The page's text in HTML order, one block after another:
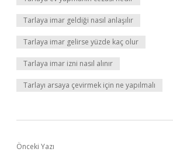
Tarlaya imar geldiği nasıl anlaşılır
Tarlaya imar gelirse yüzde kaç olur
Tarlaya imar izni nasıl alınır
Tarlayı arsaya çevirmek için ne yapılmalı
Önceki Yazı